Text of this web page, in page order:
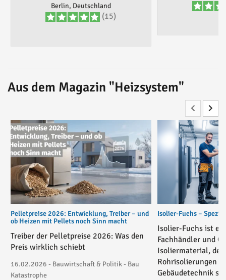
Berlin, Deutschland
(15)
Aus dem Magazin "Heizsystem"
Pelletpreise 2026: Entwicklung, Treiber – und
ob Heizen mit Pellets noch Sinn macht
Treiber der Pelletpreise 2026: Was den
Preis wirklich schiebt
16.02.2026 - Bauwirtschaft & Politik - Bau
Katastrophe
Isolier-Fuchs –
Isolier-Fuchs ist
Fachhändler und
Isoliermaterial, der
Rohrisolierungen
Gebäudetechnik